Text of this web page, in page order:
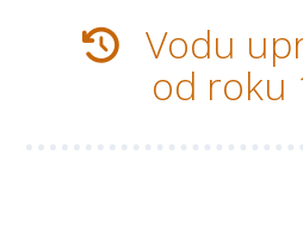
Vodu
od roku